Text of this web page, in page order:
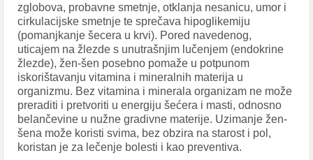
zglobova, probavne smetnje, otklanja nesanicu, umor i
cirkulacijske smetnje te sprečava hipoglikemiju
(pomanjkanje šecera u krvi). Pored navedenog,
uticajem na žlezde s unutrašnjim lučenjem (endokrine
žlezde), žen-šen posebno pomaže u potpunom
iskorištavanju vitamina i mineralnih materija u
organizmu. Bez vitamina i minerala organizam ne može
preraditi i pretvoriti u energiju šećera i masti, odnosno
belančevine u nužne gradivne materije. Uzimanje žen-
šena može koristi svima, bez obzira na starost i pol,
koristan je za lečenje bolesti i kao preventiva.